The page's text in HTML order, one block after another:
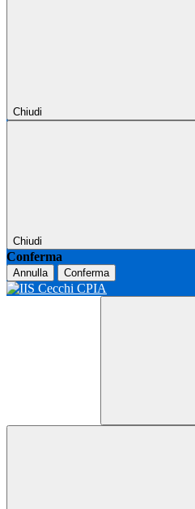
Chiudi
Chiudi
Conferma
Annulla Conferma